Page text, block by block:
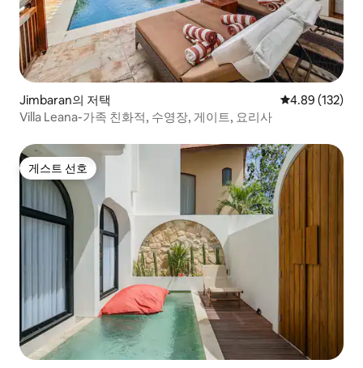
Jimbaran의 저택 평점 4.89점(5
4.89 (132)
Villa Leana-가족 친화적, 수영장, 게이트, 요리사
게스트 선호
게스트 선호